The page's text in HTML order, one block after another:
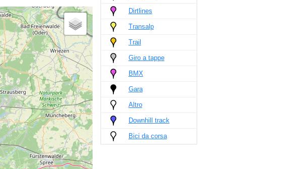
Dirtlines
Transalp
Trail
Giro a tappe
BMX
Gara
Altro
Downhill track
Bici da corsa